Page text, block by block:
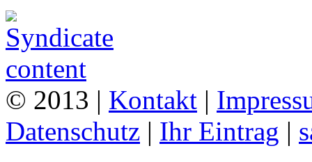
© 2013 | Kontakt |
Datenschutz | Ihr Eintrag |